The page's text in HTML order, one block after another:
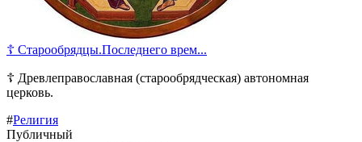
☦ Старообрядцы.Последнего врем...
☦ Древлеправославная (старообрядческая) автономная
церковь.
#Религия
Публичный